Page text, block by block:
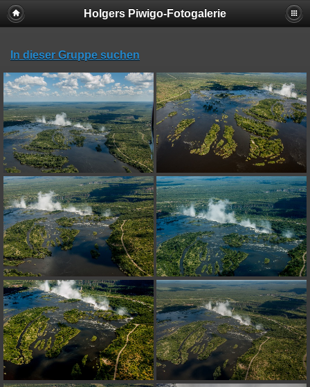
Holgers Piwigo-Fotogalerie
In dieser Gruppe suchen